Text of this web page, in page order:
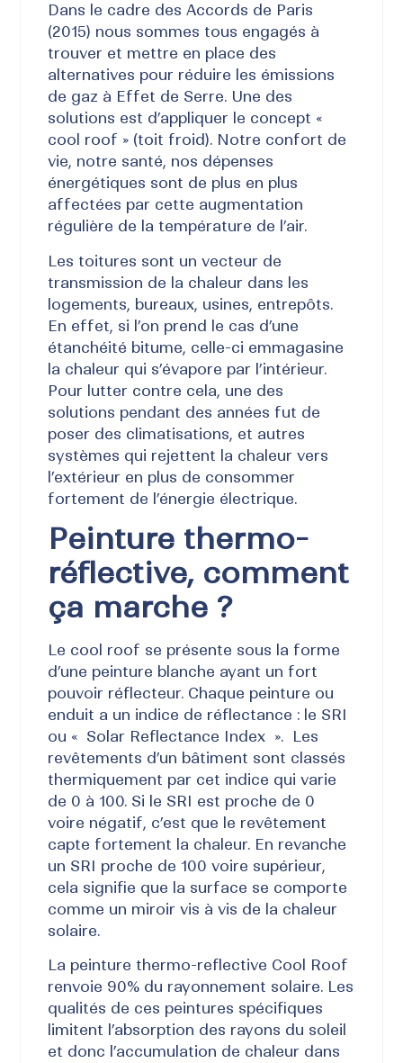
Dans le cadre des Accords de Paris
(2015) nous sommes tous engagés à
trouver et mettre en place des
alternatives pour réduire les émissions
de gaz à Effet de Serre. Une des
solutions est d’appliquer le concept «
cool roof » (toit froid). Notre confort de
vie, notre santé, nos dépenses
énergétiques sont de plus en plus
affectées par cette augmentation
régulière de la température de l’air.
Les toitures sont un vecteur de
transmission de la chaleur dans les
logements, bureaux, usines, entrepôts.
En effet, si l’on prend le cas d’une
étanchéité bitume, celle-ci emmagasine
la chaleur qui s’évapore par l’intérieur.
Pour lutter contre cela, une des
solutions pendant des années fut de
poser des climatisations, et autres
systèmes qui rejettent la chaleur vers
l’extérieur en plus de consommer
fortement de l’énergie électrique.
Peinture thermo-
réflective, comment
ça marche ?
Le cool roof se présente sous la forme
d’une peinture blanche ayant un fort
pouvoir réflecteur. Chaque peinture ou
enduit a un indice de réflectance : le SRI
ou « Solar Reflectance Index ». Les
revêtements d’un bâtiment sont classés
thermiquement par cet indice qui varie
de 0 à 100. Si le SRI est proche de 0
voire négatif, c’est que le revêtement
capte fortement la chaleur. En revanche
un SRI proche de 100 voire supérieur,
cela signifie que la surface se comporte
comme un miroir vis à vis de la chaleur
solaire.
La peinture thermo-reflective Cool Roof
renvoie 90% du rayonnement solaire. Les
qualités de ces peintures spécifiques
limitent l’absorption des rayons du soleil
et donc l’accumulation de chaleur dans